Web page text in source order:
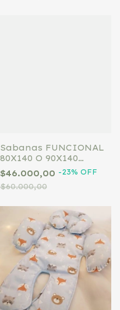
Sabanas FUNCIONAL
80X140 O 90X140
(Consultar por
whatsapp los
diseños)
$46.000,00 -23% OFF
$60.000,00